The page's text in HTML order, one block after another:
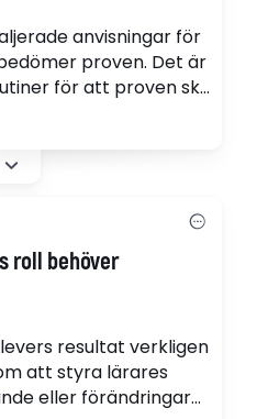
anvisningar för
proven. Det är
för att proven ska
roll behöver
resultat verkligen
att styra lärares
eller förändringar